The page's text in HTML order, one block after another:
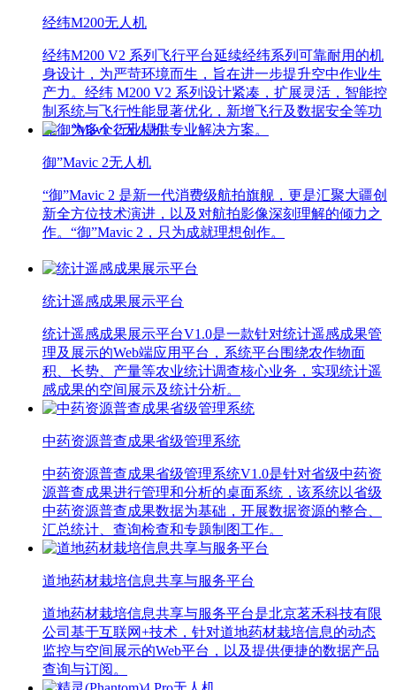
经纬M200无人机
经纬M200 V2 系列飞行平台延续经纬系列可靠耐用的机
身设计，为严苛环境而生，旨在进一步提升空中作业生
产力。经纬 M200 V2 系列设计紧凑，扩展灵活，智能控
制系统与飞行性能显著优化，新增飞行及数据安全等功
能，为多个行业提供专业解决方案。
御”Mavic 2无人机
“御”Mavic 2 是新一代消费级航拍旗舰，更是汇聚大疆创
新全方位技术演进，以及对航拍影像深刻理解的倾力之
作。“御”Mavic 2，只为成就理想创作。
统计遥感成果展示平台
统计遥感成果展示平台V1.0是一款针对统计遥感成果管
理及展示的Web端应用平台，系统平台围绕农作物面
积、长势、产量等农业统计调查核心业务，实现统计遥
感成果的空间展示及统计分析。
中药资源普查成果省级管理系统
中药资源普查成果省级管理系统V1.0是针对省级中药资
源普查成果进行管理和分析的桌面系统，该系统以省级
中药资源普查成果数据为基础，开展数据资源的整合、
汇总统计、查询检查和专题制图工作。
道地药材栽培信息共享与服务平台
道地药材栽培信息共享与服务平台是北京茗禾科技有限
公司基于互联网+技术，针对道地药材栽培信息的动态
监控与空间展示的Web平台，以及提供便捷的数据产品
查询与订阅。